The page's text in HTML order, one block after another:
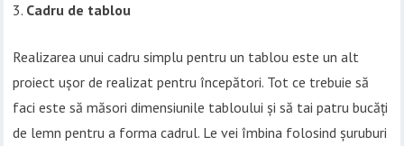
Cadru de tablou
Realizarea unui cadru simplu pentru un tablou este un alt
proiect ușor de realizat pentru începători. Tot ce trebuie să
faci este să măsori dimensiunile tabloului și să tai patru bucăți
de lemn pentru a forma cadrul. Le vei îmbina folosind șuruburi